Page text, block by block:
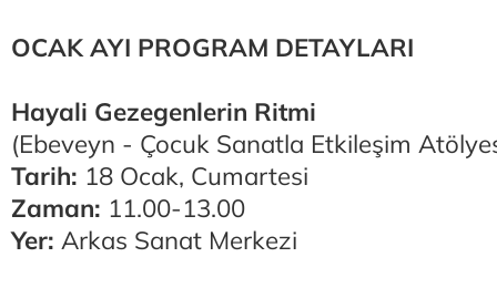
OCAK AYI PROGRAM DETAYLARI
Hayali Gezegenlerin Ritmi
(Ebeveyn - Çocuk Sanatla Etkileşim
Tarih: 18 Ocak, Cumartesi
Zaman: 11.00-13.00
Yer: Arkas Sanat Merkezi